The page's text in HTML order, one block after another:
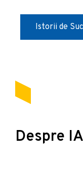
Istorii de
Despre